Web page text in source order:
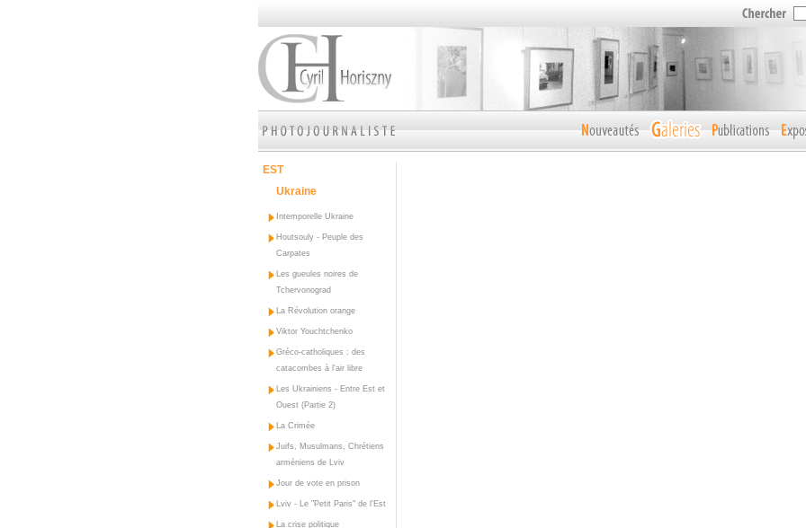
EST
Ukraine
Intemporelle Ukraine
Houtsouly - Peuple des
Carpates
Les gueules noires de
Tchervonograd
La Révolution orange
Viktor Youchtchenko
Gréco-catholiques : des
catacombes à l'air libre
Les Ukrainiens - Entre Est et
Ouest (Partie 2)
La Crimée
Juifs, Musulmans, Chrétiens
arméniens de Lviv
Jour de vote en prison
Lviv - Le "Petit Paris" de l'Est
La crise politique